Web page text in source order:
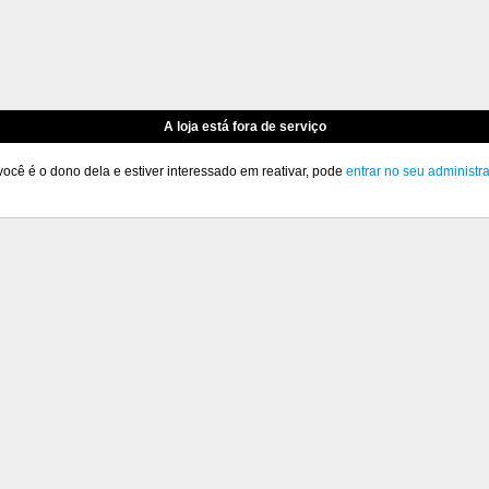
A loja está fora de serviço
é o dono dela e estiver interessado em reativar, pode entrar no seu